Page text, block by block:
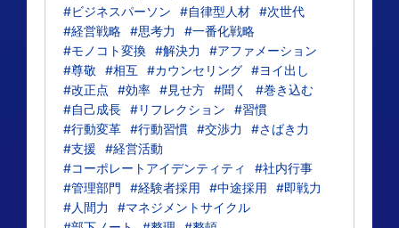
#ビジネスパーソン
#自律型人材 #次世代
#経営戦略 #思考力
#一番化戦略
#モノコト変換 #解決力
#アファメーション
#尊敬
#相互 #カウンセリング #ヨイ出し
#改正点
#効率 #見せ方 #聞く
#巻き込む
#自己成長 #リフレクション
#習慣
#行動変革 #行動習慣 #交渉力
#さばき力
#支援
#経営活動
#コーポレートアイデンティティ
#社内行事
#管理部門
#経験者採用 #中途採用
#即戦力
#人間力
#マネジメントサイクル